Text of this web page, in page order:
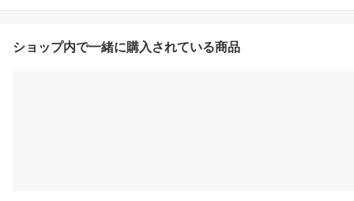
ショップ内で一緒に購入されている商品